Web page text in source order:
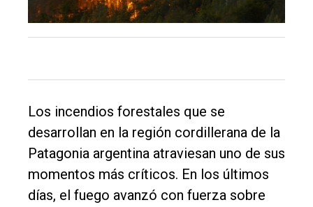
Inicio
General
Política
Cultura
Entrevistas
Los incendios forestales que se
desarrollan en la región cordillerana de la
Patagonia argentina atraviesan uno de sus
momentos más críticos. En los últimos
días, el fuego avanzó con fuerza sobre